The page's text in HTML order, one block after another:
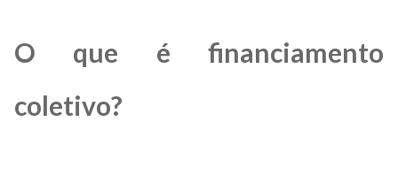
O que é financiamento
coletivo?